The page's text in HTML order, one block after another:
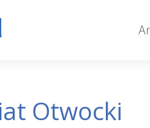
Otwocki